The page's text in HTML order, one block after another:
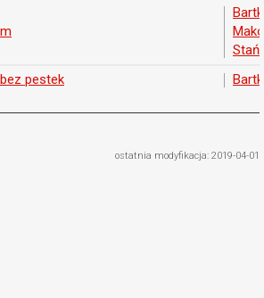
pestek
ostatnia modyfikacja: 2019-04-01